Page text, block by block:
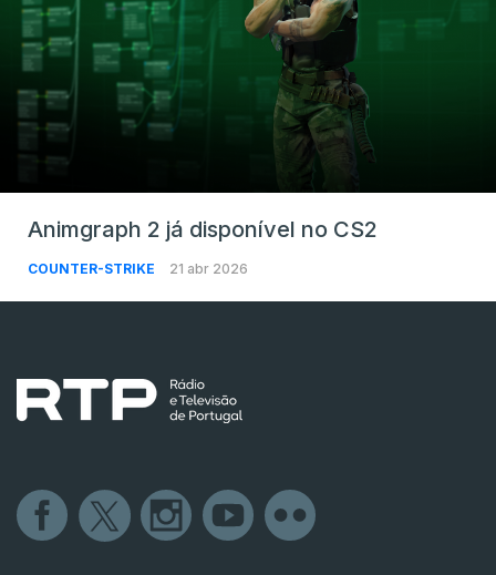
Animgraph 2 já disponível no CS2
COUNTER-STRIKE 21 abr 2026